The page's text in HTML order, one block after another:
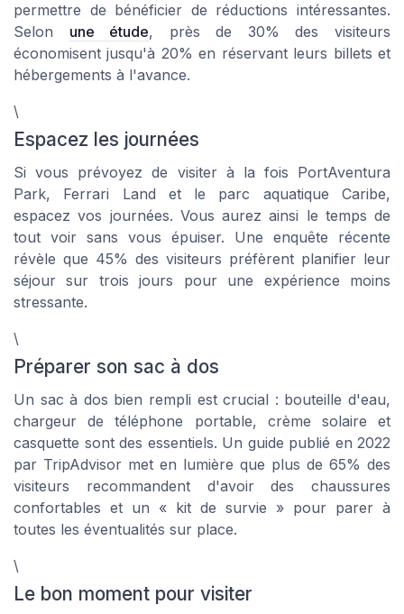
permettre de bénéficier de réductions intéressantes.
Selon une étude, près de 30% des visiteurs
économisent jusqu'à 20% en réservant leurs billets et
hébergements à l'avance.
\
Espacez les journées
Si vous prévoyez de visiter à la fois PortAventura
Park, Ferrari Land et le parc aquatique Caribe,
espacez vos journées. Vous aurez ainsi le temps de
tout voir sans vous épuiser. Une enquête récente
révèle que 45% des visiteurs préfèrent planifier leur
séjour sur trois jours pour une expérience moins
stressante.
\
Préparer son sac à dos
Un sac à dos bien rempli est crucial : bouteille d'eau,
chargeur de téléphone portable, crème solaire et
casquette sont des essentiels. Un guide publié en 2022
par TripAdvisor met en lumière que plus de 65% des
visiteurs recommandent d'avoir des chaussures
confortables et un « kit de survie » pour parer à
toutes les éventualités sur place.
\
Le bon moment pour visiter